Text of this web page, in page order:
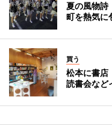
夏の風物
町を熱気に
買う
松本に書
読書会など